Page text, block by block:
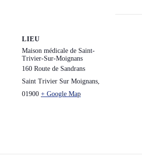
LIEU
Maison médicale de Saint-
Trivier-Sur-Moignans
160 Route de Sandrans
Saint Trivier Sur Moignans
01900 + Google Map